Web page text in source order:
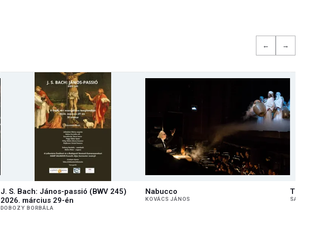
← →
J. S. Bach: János-passió (BWV 245)
2026. március 29-én
DOBOZY BORBÁLA
Nabucco
KOVÁCS JÁNOS
The choral
SAPSZON